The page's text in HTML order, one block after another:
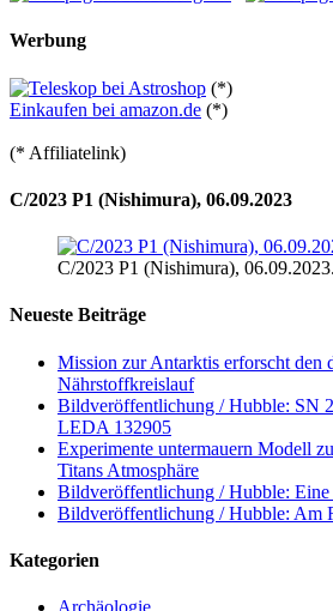
Werbung
(*)
Einkaufen bei amazon.de (*)
(* Affiliatelink)
C/2023 P1 (Nishimura), 06.09.2023
C/2023 P1 (Nishimura),
Neueste Beiträge
Mission zur Antarktis erforscht den
Nährstoffkreislauf
Bildveröffentlichung / Hubble: SN
LEDA 132905
Experimente untermauern Modell
Titans Atmosphäre
Bildveröffentlichung / Hubble:
Bildveröffentlichung / Hubble: Am
Kategorien